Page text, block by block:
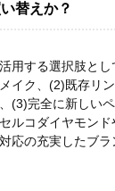
替えか？
用する選択肢と
イク、(2)既存リ
(3)完全に新しい
ルコダイヤモン
応の充実したブ